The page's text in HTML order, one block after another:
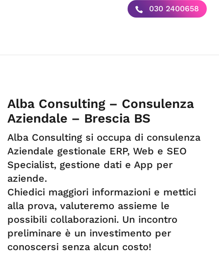
030 2400658
Alba Consulting – Consulenza
Aziendale – Brescia BS
Alba Consulting si occupa di consulenza
Aziendale gestionale ERP, Web e SEO
Specialist, gestione dati e App per
aziende.
Chiedici maggiori informazioni e mettici
alla prova, valuteremo assieme le
possibili collaborazioni. Un incontro
preliminare è un investimento per
conoscersi senza alcun costo!